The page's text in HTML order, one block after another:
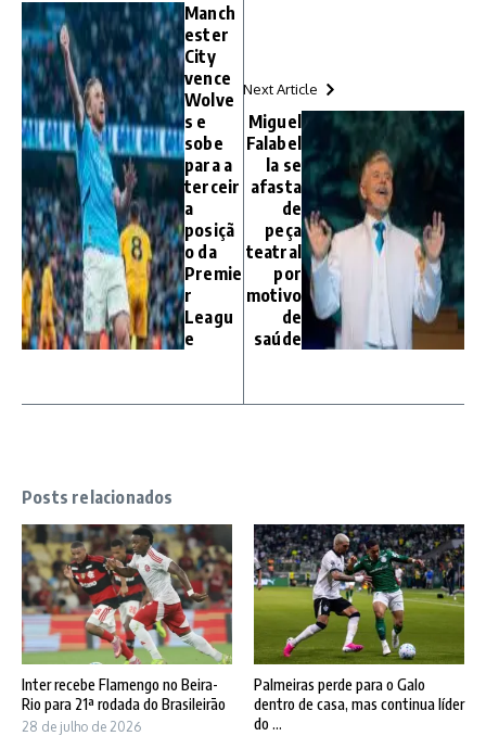
Manch
ester
City
vence
Wolve
s e
sobe
para a
terceir
a
posiçã
o da
Premie
r
Leagu
e
Next Article
Miguel
Falabel
la se
afasta
de
peça
teatral
por
motivo
de
saúde
Posts relacionados
Inter recebe Flamengo no Beira-
Rio para 21ª rodada do Brasileirão
28 de julho de 2026
Palmeiras perde para o Galo
dentro de casa, mas continua líder
do ...